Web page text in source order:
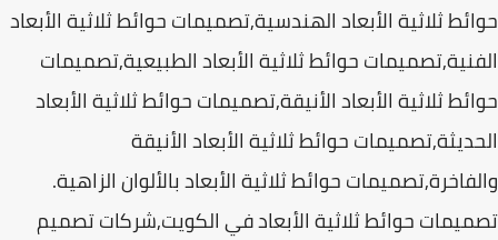
ثلاثية الأبعاد الهندسية,تصميمات حوائط ثلاثية الأبعاد
حوائط ثلاثية الأبعاد الطبيعية,تصميمات
ثلاثية الأبعاد الأنيقة,تصميمات حوائط ثلاثية الأبعاد
حوائط ثلاثية الأبعاد الأنيقة
حوائط ثلاثية الأبعاد بالألوان الزاهية.
حوائط ثلاثية الأبعاد في الكويت,شركات تصميم